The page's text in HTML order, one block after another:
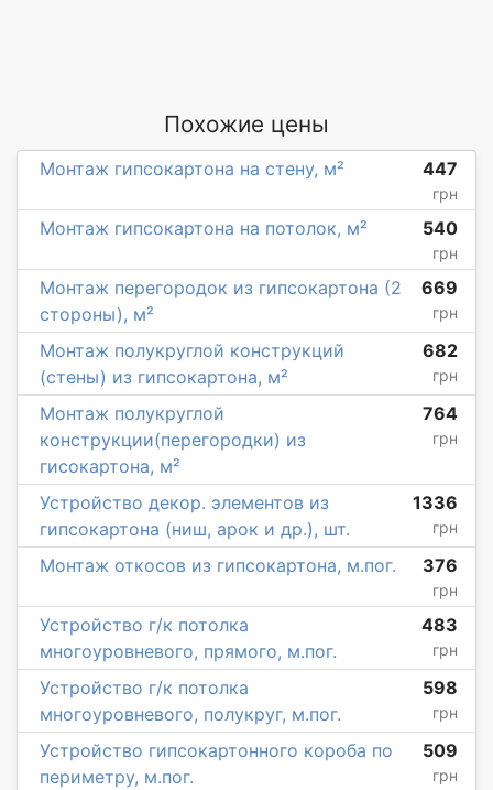
Похожие цены
Монтаж гипсокартона на стену, м² 447
грн
Монтаж гипсокартона на потолок, м² 540
грн
Монтаж перегородок из гипсокартона (2
стороны), м²
669
грн
Монтаж полукруглой конструкций
(стены) из гипсокартона, м²
682
грн
Монтаж полукруглой
конструкции(перегородки) из
гисокартона, м²
764
грн
Устройство декор. элементов из
гипсокартона (ниш, арок и др.), шт.
1336
грн
Монтаж откосов из гипсокартона, м.пог. 376
грн
Устройство г/к потолка
многоуровневого, прямого, м.пог.
483
грн
Устройство г/к потолка
многоуровневого, полукруг, м.пог.
598
грн
Устройство гипсокартонного короба по
периметру, м.пог.
509
грн